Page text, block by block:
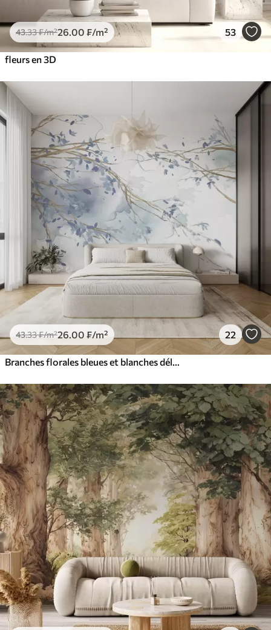
43.33₣/m²26 .00 ₣/m² 53
fleurs en 3D
43.33₣/m²26 .00 ₣/m² 22